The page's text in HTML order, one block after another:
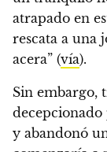
atrapado en
rescata a una
acera” (vía).
Sin embargo,
y abandonó